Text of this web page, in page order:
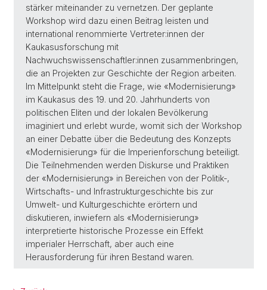
stärker miteinander zu vernetzen. Der geplante
Workshop wird dazu einen Beitrag leisten und
international renommierte Vertreter:innen der
Kaukasusforschung mit
Nachwuchswissenschaftler:innen zusammenbringen,
die an Projekten zur Geschichte der Region arbeiten.
Im Mittelpunkt steht die Frage, wie «Modernisierung»
im Kaukasus des 19. und 20. Jahrhunderts von
politischen Eliten und der lokalen Bevölkerung
imaginiert und erlebt wurde, womit sich der Workshop
an einer Debatte über die Bedeutung des Konzepts
«Modernisierung» für die Imperienforschung beteiligt.
Die Teilnehmenden werden Diskurse und Praktiken
der «Modernisierung» in Bereichen von der Politik-,
Wirtschafts- und Infrastrukturgeschichte bis zur
Umwelt- und Kulturgeschichte erörtern und
diskutieren, inwiefern als «Modernisierung»
interpretierte historische Prozesse ein Effekt
imperialer Herrschaft, aber auch eine
Herausforderung für ihren Bestand waren.